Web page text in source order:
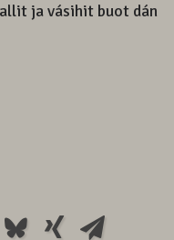
ja vásihit buot dán